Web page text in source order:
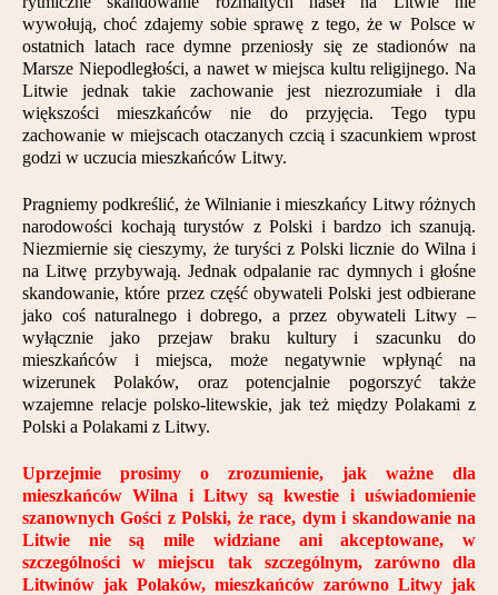
wywołują, choć zdajemy sobie sprawę z tego, że w Polsce w
ostatnich latach race dymne przeniosły się ze stadionów na
Marsze Niepodległości, a nawet w miejsca kultu religijnego. Na
Litwie jednak takie zachowanie jest niezrozumiałe i dla
większości mieszkańców nie do przyjęcia. Tego typu
zachowanie w miejscach otaczanych czcią i szacunkiem wprost
godzi w uczucia mieszkańców Litwy.
Pragniemy podkreślić, że Wilnianie i mieszkańcy Litwy różnych
narodowości kochają turystów z Polski i bardzo ich szanują.
Niezmiernie się cieszymy, że turyści z Polski licznie do Wilna i
na Litwę przybywają. Jednak odpalanie rac dymnych i głośne
skandowanie, które przez część obywateli Polski jest odbierane
jako coś naturalnego i dobrego, a przez obywateli Litwy –
wyłącznie jako przejaw braku kultury i szacunku do
mieszkańców i miejsca, może negatywnie wpłynąć na
wizerunek Polaków, oraz potencjalnie pogorszyć także
wzajemne relacje polsko-litewskie, jak też między Polakami z
Polski a Polakami z Litwy.
Uprzejmie prosimy o zrozumienie, jak ważne dla
mieszkańców Wilna i Litwy są kwestie i uświadomienie
szanownych Gości z Polski, że race, dym i skandowanie na
Litwie nie są mile widziane ani akceptowane, w
szczególności w miejscu tak szczególnym, zarówno dla
Litwinów jak Polaków, mieszkańców zarówno Litwy jak